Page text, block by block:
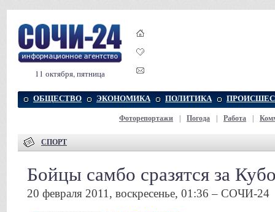
11 октября, пятница
ОБЩЕСТВО ЭКОНОМИКА ПОЛИТИКА
Фоторепортажи Погода Работа
СПОРТ
Бойцы самбо сразятся за
20 февраля 2011, воскресенье, 01:36 – СОЧИ-24